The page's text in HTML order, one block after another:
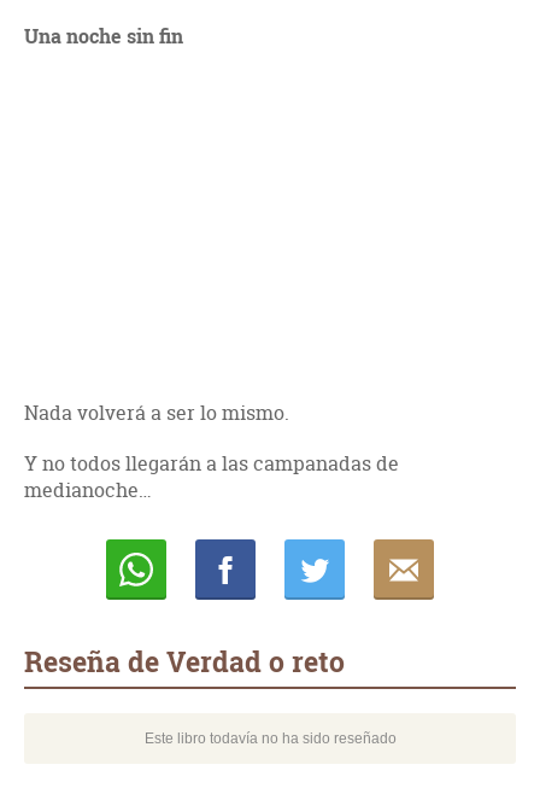
Una noche sin fin
Nada volverá a ser lo mismo.
Y no todos llegarán a las campanadas de
medianoche…
Reseña de Verdad o reto
Este libro todavía no ha sido reseñado